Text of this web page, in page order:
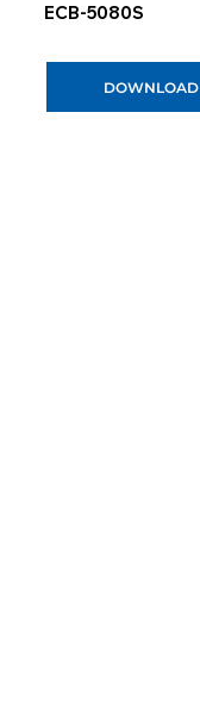
ECB-5080S
DOWNLOAD